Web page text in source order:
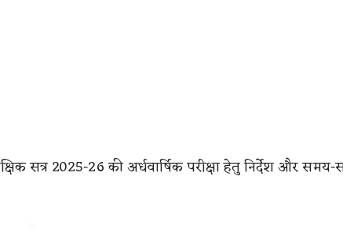
सत्र 2025-26 की अर्धवार्षिक परीक्षा हेतु निर्देश और समय-